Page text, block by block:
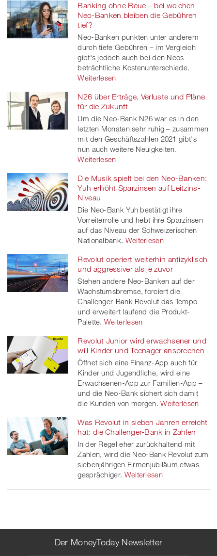
Banking ohne Reue – bei welchen
Neo-Banken bleiben die Gebühren
tief?
Neo-Banken punkten unter anderem
durch tiefe Gebühren – im Vergleich
gibt's jedoch auch bei den Neos
beträchtliche Kostenunterschiede.
Weiterlesen
N26 über Erträge, Verluste und Pläne
für die Zukunft
Um die Neo-Bank N26 war es in den
letzten Monaten sehr ruhig – zusammen
mit den Geschäftszahlen 2021 gibt's
nun auch weitere Neuigkeiten.
Weiterlesen
Die Musik spielt bei den Neo-Banken:
Yuh erhöht Sparzinsen auf Leitzins-
Niveau
Die Neo-Bank Yuh bestätigt ihre
Vorreiterrolle und hebt ihre Sparzinsen
auf das Niveau der Schweizerischen
Nationalbank. Weiterlesen
Revolut operiert weiterhin antizyklisch
und aggressiver als je zuvor
Stehen andere Neo-Banken auf der
Wachstumsbremse, forciert die
Challenger-Bank Revolut das Tempo
und erweitert laufend die Produkt-
Palette. Weiterlesen
Revolut Junior wird erwachsener und
will Kinder und Teenager ansprechen
Öffnet sich eine Finanz-App auch für
Kinder und Jugendliche, wird eine
Erwachsenen-App zur Familien-App –
und die Neo-Bank sichert sich damit
die Kunden von morgen. Weiterlesen
Was Revolut in sieben Jahren erreicht
hat: die Challenger-Bank in Zahlen
In der Regel eher zurückhaltend mit
Zahlen, wird die Neo-Bank Revolut zum
siebenjährigen Firmenjubiläum etwas
gesprächiger. Weiterlesen
Der MoneyToday Newsletter